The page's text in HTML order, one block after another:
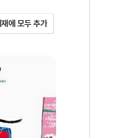
재에 모두 추가